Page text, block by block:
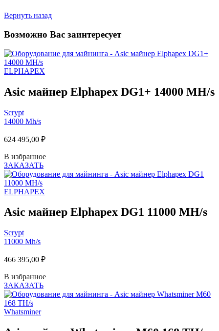
Вернуть назад
Возможно Вас заинтересует
ELPHAPEX
Asic майнер Elphapex DG1+ 14000 MH/s
Scrypt
14000 Mh/s
624 495,00 ₽
В избранное
ЗАКАЗАТЬ
ELPHAPEX
Asic майнер Elphapex DG1 11000 MH/s
Scrypt
11000 Mh/s
466 395,00 ₽
В избранное
ЗАКАЗАТЬ
Whatsminer